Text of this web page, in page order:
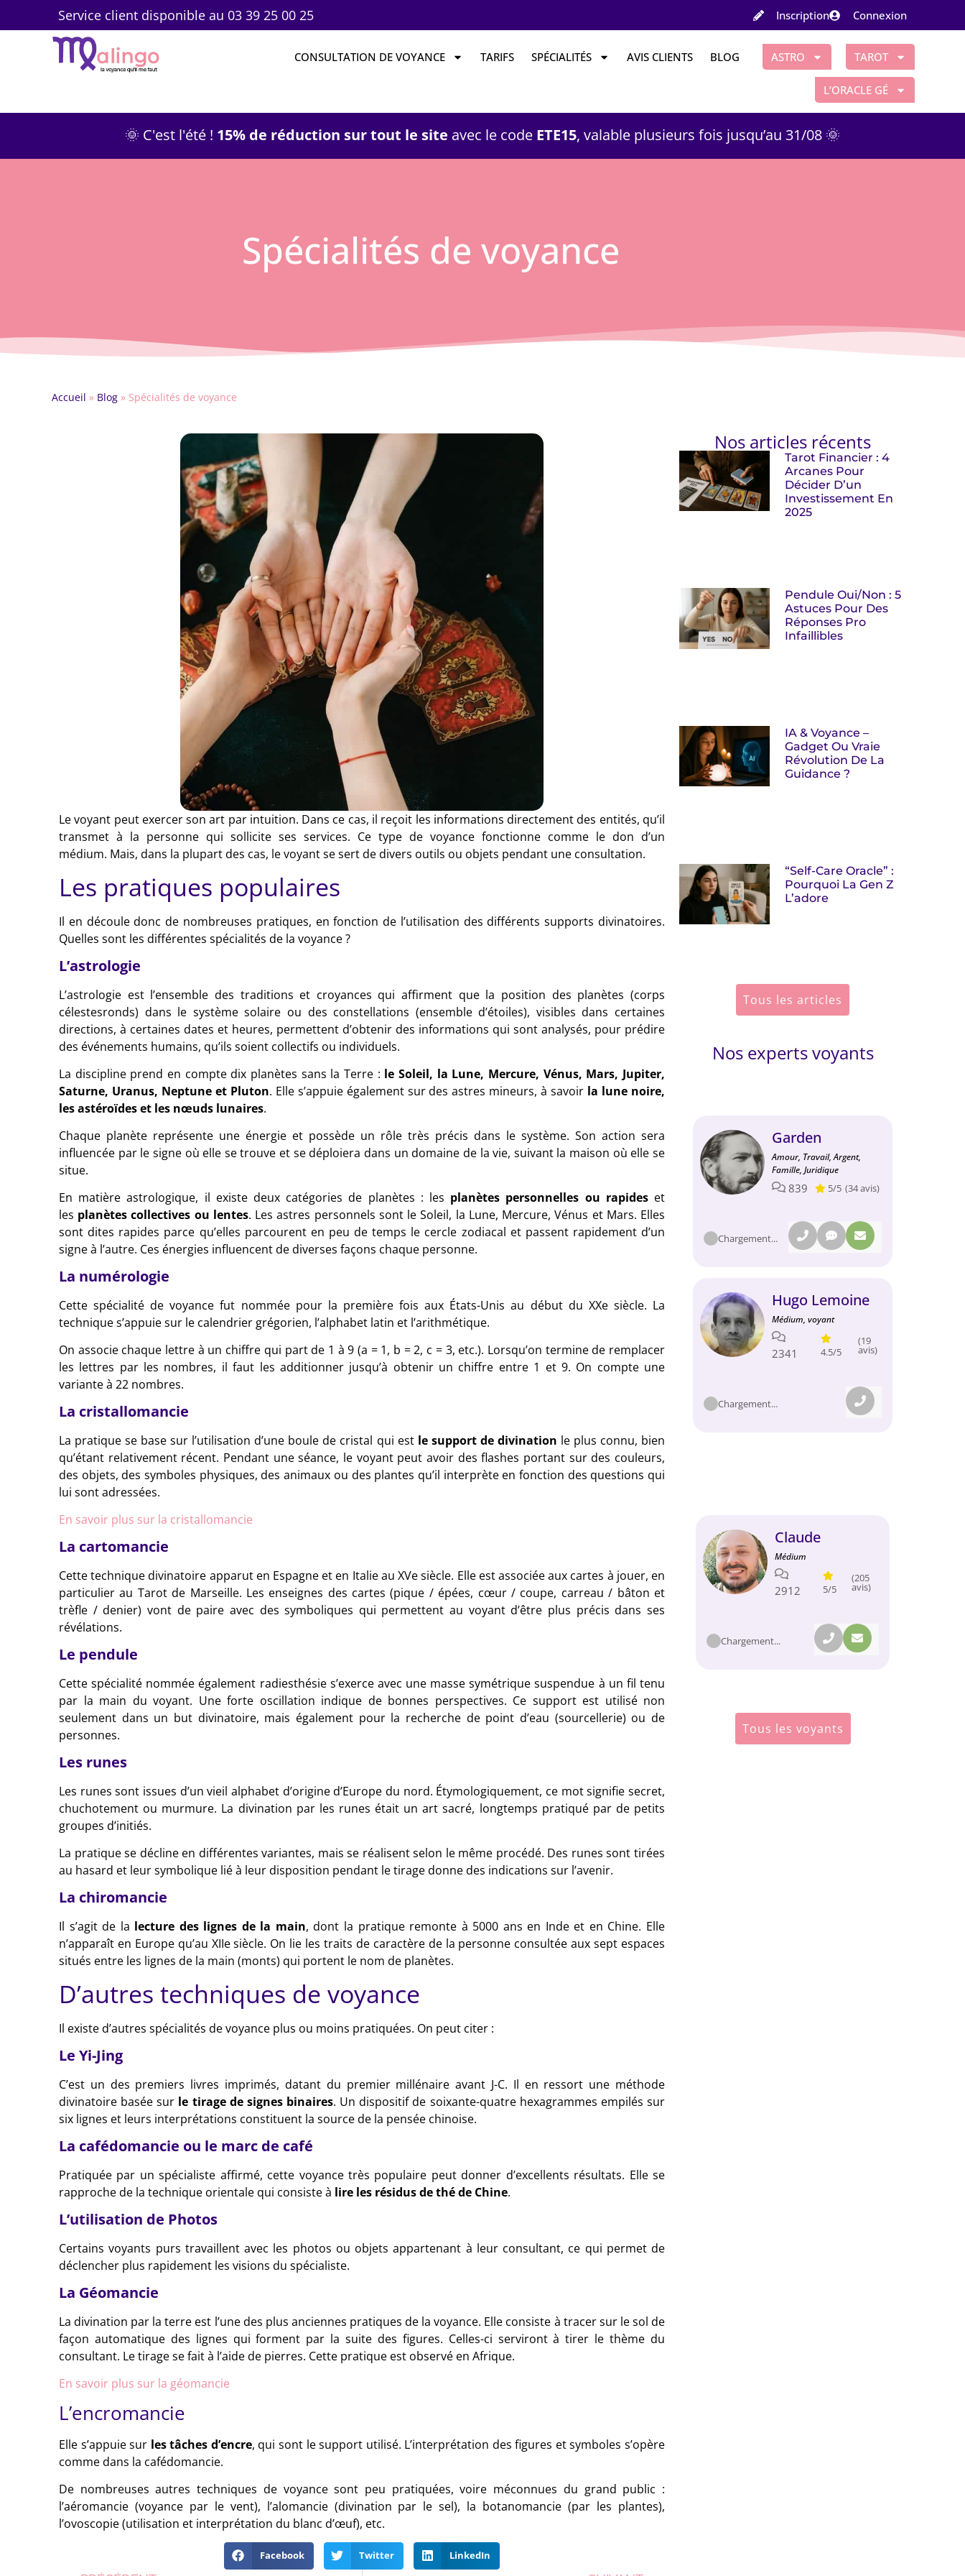
Service client disponible au 03 39 25 00 25 Inscription Connexion
CONSULTATION DE VOYANCE TARIFS SPÉCIALITÉS AVIS CLIENTS BLOG ASTRO TAROT
L’ORACLE GÉ
🌞 C'est l'été ! 15% de réduction sur tout le site avec le code ETE15, valable plusieurs fois jusqu’au 31/08 🌞
Spécialités de voyance
Accueil » Blog » Spécialités de voyance
Le voyant peut exercer son art par intuition. Dans ce cas, il reçoit les informations directement des entités, qu’il
transmet à la personne qui sollicite ses services. Ce type de voyance fonctionne comme le don d’un
médium. Mais, dans la plupart des cas, le voyant se sert de divers outils ou objets pendant une consultation.
Les pratiques populaires
Il en découle donc de nombreuses pratiques, en fonction de l’utilisation des différents supports divinatoires.
Quelles sont les différentes spécialités de la voyance ?
L’astrologie
L’astrologie est l’ensemble des traditions et croyances qui affirment que la position des planètes (corps
célestesronds) dans le système solaire ou des constellations (ensemble d’étoiles), visibles dans certaines
directions, à certaines dates et heures, permettent d’obtenir des informations qui sont analysés, pour prédire
des événements humains, qu’ils soient collectifs ou individuels.
La discipline prend en compte dix planètes sans la Terre : le Soleil, la Lune, Mercure, Vénus, Mars, Jupiter,
Saturne, Uranus, Neptune et Pluton. Elle s’appuie également sur des astres mineurs, à savoir la lune noire,
les astéroïdes et les nœuds lunaires.
Chaque planète représente une énergie et possède un rôle très précis dans le système. Son action sera
influencée par le signe où elle se trouve et se déploiera dans un domaine de la vie, suivant la maison où elle se
situe.
En matière astrologique, il existe deux catégories de planètes : les planètes personnelles ou rapideset
les planètes collectives ou lentes. Les astres personnels sont le Soleil, la Lune, Mercure, Vénus et Mars. Elles
sont dites rapides parce qu’elles parcourent en peu de temps le cercle zodiacal et passent rapidement d’un
signe à l’autre. Ces énergies influencent de diverses façons chaque personne.
La numérologie
Cette spécialité de voyance fut nommée pour la première fois aux États-Unis au début du XXe siècle. La
technique s’appuie sur le calendrier grégorien, l’alphabet latin et l’arithmétique.
On associe chaque lettre à un chiffre qui part de 1 à 9 (a = 1, b = 2, c = 3, etc.). Lorsqu’on termine de remplacer
les lettres par les nombres, il faut les additionner jusqu’à obtenir un chiffre entre 1 et 9. On compte une
variante à 22 nombres.
La cristallomancie
La pratique se base sur l’utilisation d’une boule de cristal qui est le support de divination le plus connu, bien
qu’étant relativement récent. Pendant une séance, le voyant peut avoir des flashes portant sur des couleurs,
des objets, des symboles physiques, des animaux ou des plantes qu’il interprète en fonction des questions qui
lui sont adressées.
En savoir plus sur la cristallomancie
La cartomancie
Cette technique divinatoire apparut en Espagne et en Italie au XVe siècle. Elle est associée aux cartes à jouer, en
particulier au Tarot de Marseille. Les enseignes des cartes (pique / épées, cœur / coupe, carreau / bâton et
trèfle / denier) vont de paire avec des symboliques qui permettent au voyant d’être plus précis dans ses
révélations.
Le pendule
Cette spécialité nommée également radiesthésie s’exerce avec une masse symétrique suspendue à un fil tenu
par la main du voyant. Une forte oscillation indique de bonnes perspectives. Ce support est utilisé non
seulement dans un but divinatoire, mais également pour la recherche de point d’eau (sourcellerie) ou de
personnes.
Les runes
Les runes sont issues d’un vieil alphabet d’origine d’Europe du nord. Étymologiquement, ce mot signifie secret,
chuchotement ou murmure. La divination par les runes était un art sacré, longtemps pratiqué par de petits
groupes d’initiés.
La pratique se décline en différentes variantes, mais se réalisent selon le même procédé. Des runes sont tirées
au hasard et leur symbolique lié à leur disposition pendant le tirage donne des indications sur l’avenir.
La chiromancie
Il s’agit de la lecture des lignes de la main, dont la pratique remonte à 5000 ans en Inde et en Chine. Elle
n’apparaît en Europe qu’au XIIe siècle. On lie les traits de caractère de la personne consultée aux sept espaces
situés entre les lignes de la main (monts) qui portent le nom de planètes.
D’autres techniques de voyance
Il existe d’autres spécialités de voyance plus ou moins pratiquées. On peut citer :
Le Yi-Jing
C’est un des premiers livres imprimés, datant du premier millénaire avant J-C. Il en ressort une méthode
divinatoire basée sur le tirage de signes binaires. Un dispositif de soixante-quatre hexagrammes empilés sur
six lignes et leurs interprétations constituent la source de la pensée chinoise.
La cafédomancie ou le marc de café
Pratiquée par un spécialiste affirmé, cette voyance très populaire peut donner d’excellents résultats. Elle se
rapproche de la technique orientale qui consiste à lire les résidus de thé de Chine.
L’utilisation de Photos
Certains voyants purs travaillent avec les photos ou objets appartenant à leur consultant, ce qui permet de
déclencher plus rapidement les visions du spécialiste.
La Géomancie
La divination par la terre est l’une des plus anciennes pratiques de la voyance. Elle consiste à tracer sur le sol de
façon automatique des lignes qui forment par la suite des figures. Celles-ci serviront à tirer le thème du
consultant. Le tirage se fait à l’aide de pierres. Cette pratique est observé en Afrique.
En savoir plus sur la géomancie
L’encromancie
Elle s’appuie sur les tâches d’encre, qui sont le support utilisé. L’interprétation des figures et symboles s’opère
comme dans la cafédomancie.
De nombreuses autres techniques de voyance sont peu pratiquées, voire méconnues du grand public :
l’aéromancie (voyance par le vent), l’alomancie (divination par le sel), la botanomancie (par les plantes),
l’ovoscopie (utilisation et interprétation du blanc d’œuf), etc.
Facebook Twitter LinkedIn
Nos articles récents
Tarot Financier : 4
Arcanes Pour
Décider D’un
Investissement En
2025
Pendule Oui/non : 5
Astuces Pour Des
Réponses Pro
Infaillibles
IA & Voyance –
Gadget Ou Vraie
Révolution De La
Guidance ?
“Self-Care Oracle” :
Pourquoi La Gen Z
L’adore
Tous les articles
Nos experts voyants
Garden
Amour, Travail, Argent,
Famille, Juridique
839 5/5 (34 avis)
Chargement...
Hugo Lemoine
Médium, voyant
2341 4.5/5
(19
avis)
Chargement...
Claude
Médium
2912 5/5
(205
avis)
Chargement...
Tous les voyants